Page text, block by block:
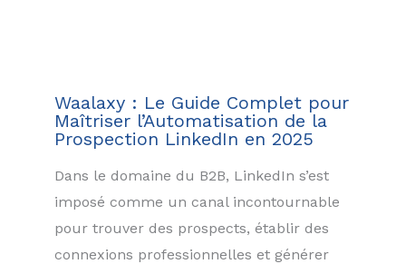
Waalaxy : Le Guide Complet pour
Maîtriser l’Automatisation de la
Prospection LinkedIn en 2025
Dans le domaine du B2B, LinkedIn s’est
imposé comme un canal incontournable
pour trouver des prospects, établir des
connexions professionnelles et générer